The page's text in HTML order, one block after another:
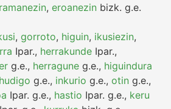
,eroanezin bizk. g.e.
,gorroto, higuin, ikusiezin,
Ipar., herrakunde Ipar.,
g.e., herragune g.e., higuindura
hudigo g.e., inkurio g.e.,otin g.e.,
Ipar. g.e., hastio Ipar. g.e., keru